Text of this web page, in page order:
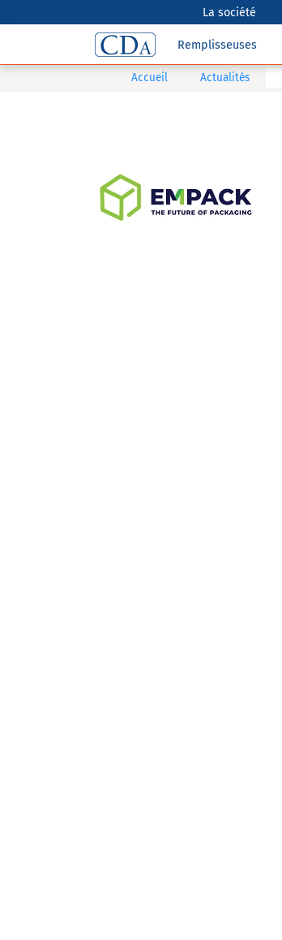
La société
Remplisseuses
Accueil Actualités